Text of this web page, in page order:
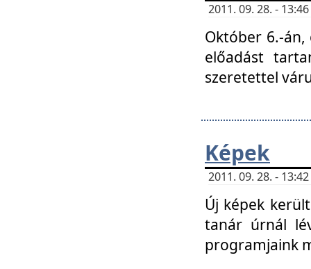
2011. 09. 28. -
Október 6.-
előadást
szeretettel
Képek
2011. 09. 28. -
Új képek
tanár úrnál
programjaink